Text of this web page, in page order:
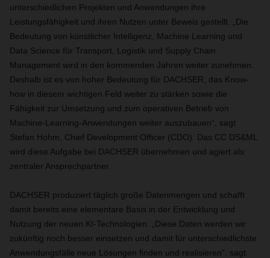
unterschiedlichen Projekten und Anwendungen ihre
Leistungsfähigkeit und ihren Nutzen unter Beweis gestellt. „Die
Bedeutung von künstlicher Intelligenz, Machine Learning und
Data Science für Transport, Logistik und Supply Chain
Management wird in den kommenden Jahren weiter zunehmen.
Deshalb ist es von hoher Bedeutung für DACHSER, das Know-
how in diesem wichtigen Feld weiter zu stärken sowie die
Fähigkeit zur Umsetzung und zum operativen Betrieb von
Machine-Learning-Anwendungen weiter auszubauen“, sagt
Stefan Hohm, Chief Development Officer (CDO). Das CC DS&ML
wird diese Aufgabe bei DACHSER übernehmen und agiert als
zentraler Ansprechpartner.
DACHSER produziert täglich große Datenmengen und schafft
damit bereits eine elementare Basis in der Entwicklung und
Nutzung der neuen KI-Technologien. „Diese Daten werden wir
zukünftig noch besser einsetzen und damit für unterschiedlichste
Anwendungsfälle neue Lösungen finden und realisieren“, sagt